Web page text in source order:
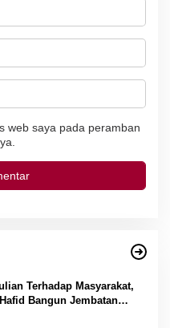
web saya pada peramban
Terhadap Masyarakat,
Bangun Jembatan
dengan Dana Pribadi